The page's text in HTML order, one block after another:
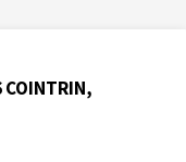
COINTRIN,